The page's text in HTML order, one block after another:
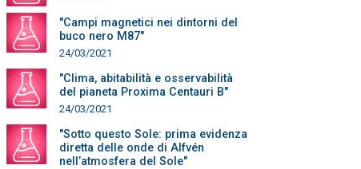
"Campi magnetici nei dintorni del
buco nero M87"
24/03/2021
"Clima, abitabilità e osservabilità
del pianeta Proxima Centauri B"
24/03/2021
"Sotto questo Sole: prima evidenza
diretta delle onde di Alfvén
nell’atmosfera del Sole"